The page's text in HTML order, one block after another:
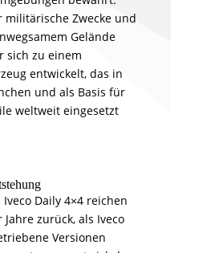
Zwecke und
Gelände
sich zu einem
entwickelt, das in
und als Basis für
weltweit eingesetzt
Daily 4×4 reichen
zurück, als Iveco
Versionen